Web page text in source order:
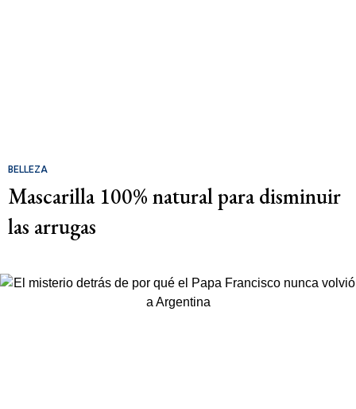
BELLEZA
Mascarilla 100% natural para disminuir
las arrugas